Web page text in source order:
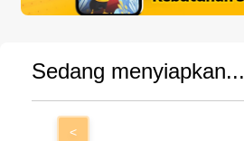
Sedang menyiapkan...
<